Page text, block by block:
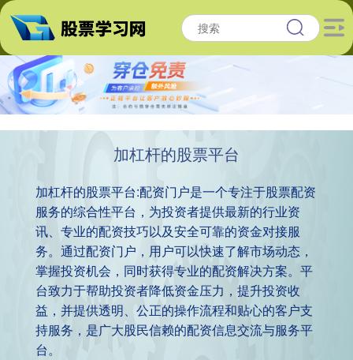
加杠杆的股票平台
加杠杆的股票平台:配资门户是一个专注于股票配资
服务的综合性平台，为投资者提供最新的行业资
讯、专业的配资技巧以及安全可靠的资金对接服
务。通过配资门户，用户可以快速了解市场动态，
掌握投资机会，同时获得专业的配资解决方案。平
台致力于帮助投资者降低资金压力，提升投资收
益，并提供透明、公正的操作流程和贴心的客户支
持服务，是广大股民信赖的配资信息交流与服务平
台。